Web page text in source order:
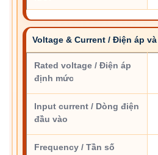
Voltage & Current / Điện áp
Rated voltage / Điện áp
định mức
Input current / Dòng điện
đầu vào
Frequency / Tần số